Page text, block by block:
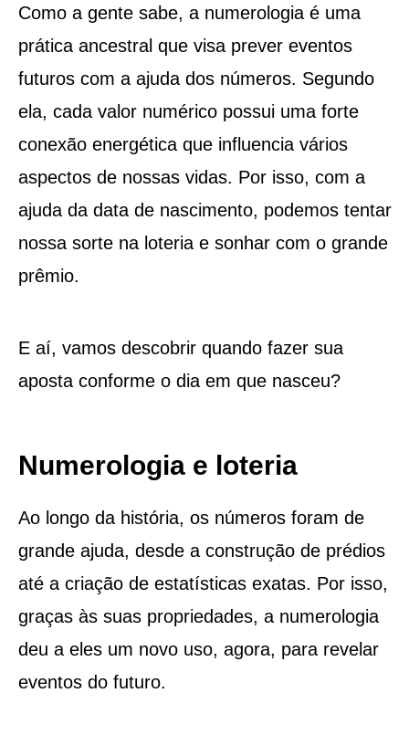
Como a gente sabe, a numerologia é uma
prática ancestral que visa prever eventos
futuros com a ajuda dos números. Segundo
ela, cada valor numérico possui uma forte
conexão energética que influencia vários
aspectos de nossas vidas. Por isso, com a
ajuda da data de nascimento, podemos tentar
nossa sorte na loteria e sonhar com o grande
prêmio.
E aí, vamos descobrir quando fazer sua
aposta conforme o dia em que nasceu?
Numerologia e loteria
Ao longo da história, os números foram de
grande ajuda, desde a construção de prédios
até a criação de estatísticas exatas. Por isso,
graças às suas propriedades, a numerologia
deu a eles um novo uso, agora, para revelar
eventos do futuro.